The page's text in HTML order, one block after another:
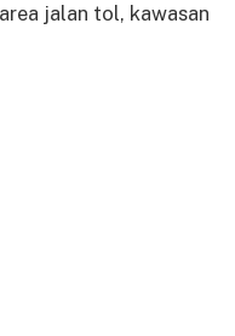
jalan tol, kawasan